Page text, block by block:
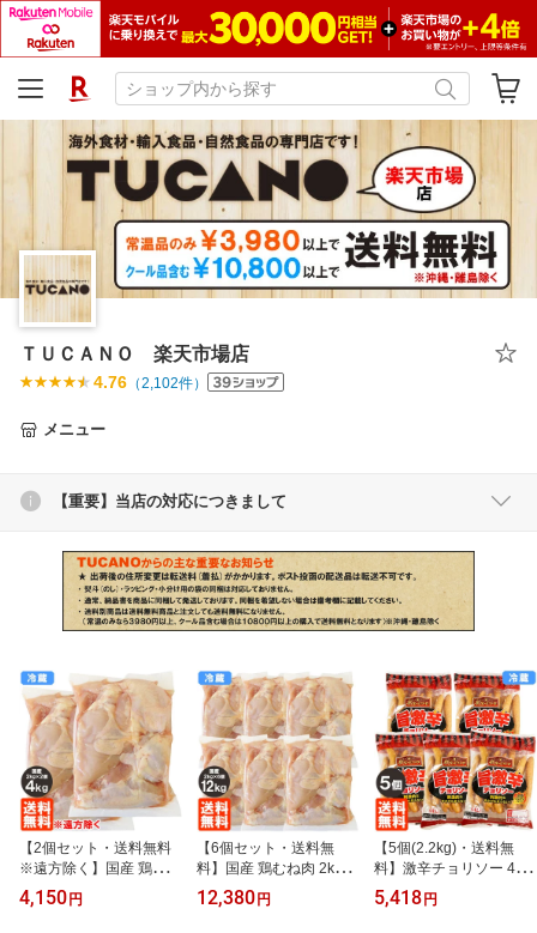
ＴＵＣＡＮＯ 楽天市場店
4.76 （2,102件）
メニュー
【重要】当店の対応につきまして
【2個セット・送料無料
※遠方除く】国産 鶏むね
肉 2kg×2個(4kg) 業務用
鶏肉 鶏むね とりむね 冷
4,150 円
【6個セット・送料無
料】国産 鶏むね肉 2kg×6
個(12kg) 業務用 鶏肉 鶏
むね とりむね 冷蔵
12,380 円
【5個(2.2kg)・送料無
料】激辛チョリソー 442
g×5 あらびき ポーク ウ
ィンナー 我が家のビスト
5,418 円